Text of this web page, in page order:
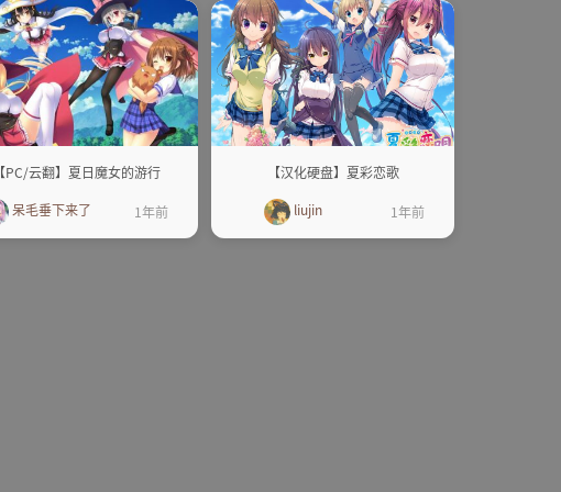
【PC/云翻】夏日魔女的游行
呆毛垂下来了 1年前
【汉化硬盘】夏彩恋歌
liujin 1年前